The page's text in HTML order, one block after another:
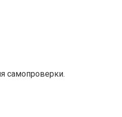
самопроверки.